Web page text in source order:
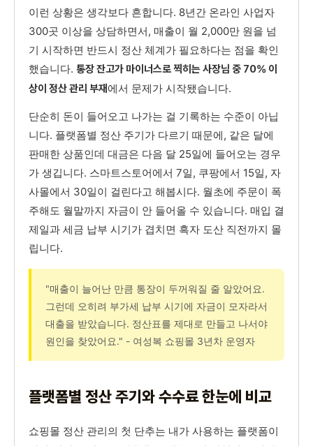
이런 상황은 생각보다 흔합니다. 8년간 온라인 사업자
300곳 이상을 상담하면서, 매출이 월 2,000만 원을 넘
기 시작하면 반드시 정산 체계가 필요하다는 점을 확인
했습니다. 통장 잔고가 마이너스로 찍히는 사장님 중 70% 이
상이 정산 관리 부재 에서 문제가 시작됐습니다.
단순히 돈이 들어오고 나가는 걸 기록하는 수준이 아닙
니다. 플랫폼별 정산 주기가 다르기 때문에, 같은 달에
판매한 상품인데 대금은 다음 달 25일에 들어오는 경우
가 생깁니다. 스마트스토어에서 7일, 쿠팡에서 15일, 자
사몰에서 30일이 걸린다고 해봅시다. 월초에 주문이 폭
주해도 월말까지 자금이 안 들어올 수 있습니다. 매입 결
제일과 세금 납부 시기가 겹치면 흑자 도산 직전까지 몰
립니다.
"매출이 늘어난 만큼 통장이 두꺼워질 줄 알았어요.
그런데 오히려 부가세 납부 시기에 자금이 모자라서
대출을 받았습니다. 정산표를 제대로 만들고 나서야
원인을 찾았어요." - 여성복 쇼핑몰 3년차 운영자
플랫폼별 정산 주기와 수수료 한눈에 비교
쇼핑몰 정산 관리의 첫 단추는 내가 사용하는 플랫폼이